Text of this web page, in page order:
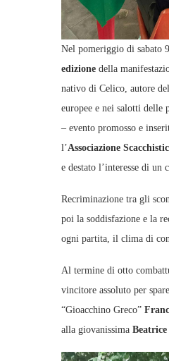
Nel pomeriggio di sabato
edizione della
nativo di Celico, autore
europee e nei salotti delle
– evento promosso e
l’Associazione
e destato l’interesse di un
Recriminazione tra gli
poi la soddisfazione e la
ogni partita, il clima di
Al termine di otto
vincitore assoluto per
“Gioacchino Greco”
alla giovanissima